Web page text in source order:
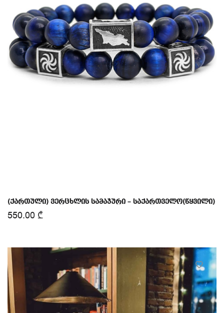
(ქართული) ვერცხლის სამაჯური – საქართველო(წყვილი)
550.00 ₾